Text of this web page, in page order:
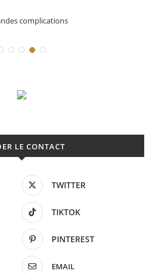
complications
LE CONTACT
TWITTER
TIKTOK
PINTEREST
EMAIL